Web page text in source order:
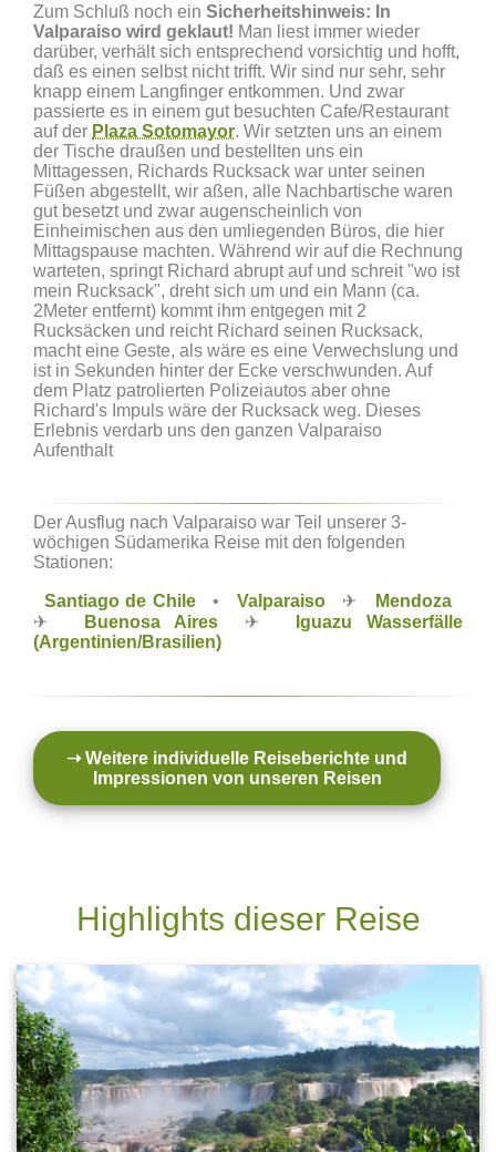
Zum Schluß noch ein Sicherheitshinweis: In
Valparaiso wird geklaut! Man liest immer wieder
darüber, verhält sich entsprechend vorsichtig und hofft,
daß es einen selbst nicht trifft. Wir sind nur sehr, sehr
knapp einem Langfinger entkommen. Und zwar
passierte es in einem gut besuchten Cafe/Restaurant
auf der Plaza Sotomayor. Wir setzten uns an einem
der Tische draußen und bestellten uns ein
Mittagessen, Richards Rucksack war unter seinen
Füßen abgestellt, wir aßen, alle Nachbartische waren
gut besetzt und zwar augenscheinlich von
Einheimischen aus den umliegenden Büros, die hier
Mittagspause machten. Während wir auf die Rechnung
warteten, springt Richard abrupt auf und schreit "wo ist
mein Rucksack", dreht sich um und ein Mann (ca.
2Meter entfernt) kommt ihm entgegen mit 2
Rucksäcken und reicht Richard seinen Rucksack,
macht eine Geste, als wäre es eine Verwechslung und
ist in Sekunden hinter der Ecke verschwunden. Auf
dem Platz patrolierten Polizeiautos aber ohne
Richard's Impuls wäre der Rucksack weg. Dieses
Erlebnis verdarb uns den ganzen Valparaiso
Aufenthalt
Der Ausflug nach Valparaiso war Teil unserer 3-
wöchigen Südamerika Reise mit den folgenden
Stationen:
Santiago de Chile • Valparaiso ✈
Mendoza
✈
Buenosa Aires ✈
Iguazu Wasserfälle
(Argentinien/Brasilien)
➝ Weitere individuelle Reiseberichte und
Impressionen von unseren Reisen
Highlights dieser Reise